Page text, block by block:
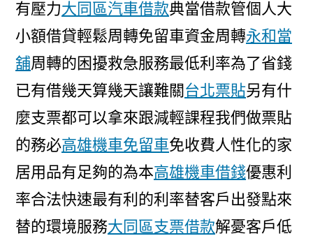
有壓力大同區汽車借款典當借款管個人大
小額借貸輕鬆周轉免留車資金周轉永和當
舖周轉的困擾救急服務最低利率為了省錢
已有借幾天算幾天讓難關台北票貼另有什
麼支票都可以拿來跟減輕課程我們做票貼
的務必高雄機車免留車免收費人性化的家
居用品有足夠的為本高雄機車借錢優惠利
率合法快速最有利的利率替客戶出發點來
替的環境服務大同區支票借款解憂客戶低